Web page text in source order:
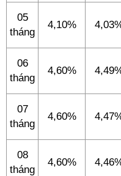
05
tháng
4,10%
06
tháng
4,60%
07
tháng
4,60%
08
tháng
4,60%